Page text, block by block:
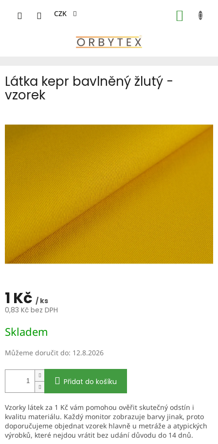
CZK
Látka kepr bavlněný žlutý -
vzorek
1 Kč / ks
0,83 Kč bez DPH
cena:
Skladem
Můžeme doručit do: 12.8.2026
Přidat do košíku
Vzorky látek za 1 Kč vám pomohou ověřit skutečný odstín i
kvalitu materiálu. Každý monitor zobrazuje barvy jinak, proto
doporučujeme objednat vzorek hlavně u metráže a atypických
výrobků, které nejdou vrátit bez udání důvodu do 14 dnů.